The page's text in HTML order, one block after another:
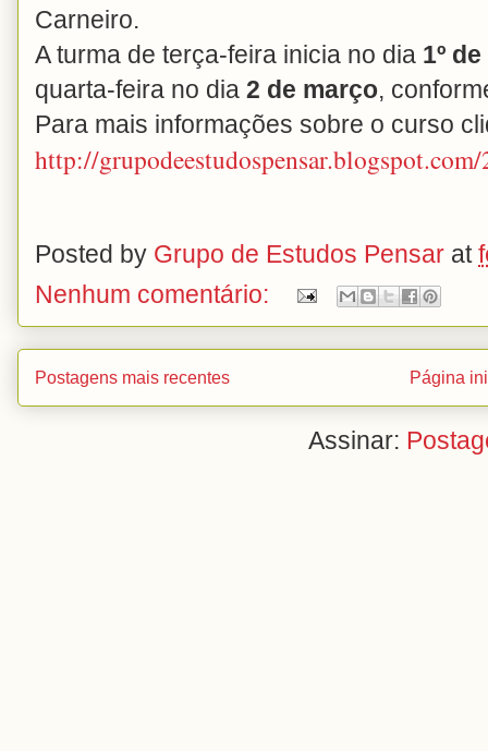
Carneiro.
A turma de terça-feira inicia no dia 1º
quarta-feira no dia 2 de março,
Para mais informações sobre o curso
http://
Posted by Grupo de Estudos Pensar at
Nenhum comentário:
Postagens mais recentes Página
Assinar: